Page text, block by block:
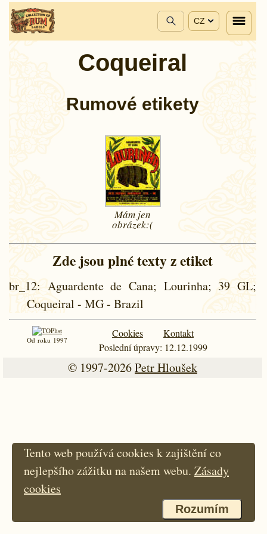
CZ
Coqueiral
Rumové etikety
Mám jen
obrázek:(
Zde jsou plné texty z etiket
br_12: Aguardente de Cana; Lourinha; 39 GL;
Coqueiral - MG - Brazil
Od roku 1997
Cookies
Kontakt
Poslední úpravy: 12.12.1999
© 1997-2026Petr Hloušek
Tento web používá cookies k zajištění co
nejlepšího zážitku na našem webu. Zásady
cookies
Rozumím